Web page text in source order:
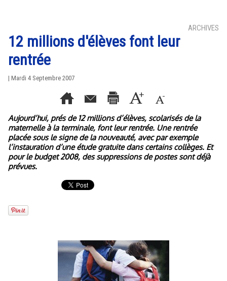
ARCHIVES
12 millions d'élèves font leur
rentrée
| Mardi 4 Septembre 2007
Aujourd’hui, prés de 12 millions d’élèves, scolarisés de la
maternelle à la terminale, font leur rentrée. Une rentrée
placée sous le signe de la nouveauté, avec par exemple
l’instauration d’une étude gratuite dans certains collèges. Et
pour le budget 2008, des suppressions de postes sont déjà
prévues.